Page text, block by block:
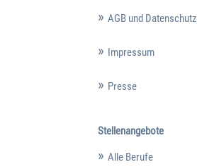
AGB und Datenschutz
Impressum
Presse
Stellenangebote
Alle Berufe